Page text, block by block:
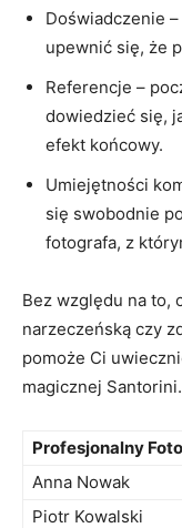
Doświadczenie⁣
upewnić‌ się, że
Referencje –
dowiedzieć się,
efekt końcowy.
Umiejętności
się ‌swobodnie‍
fotografa,⁣ z
Bez względu na to,
narzeczeńską czy
pomoże Ci
magicznej⁤ Santorini.
Profesjonalny
Anna Nowak
Piotr Kowalski